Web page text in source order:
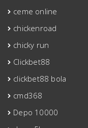
ceme online
chickenroad
chicky run
Clickbet88
clickbet88 bola
cmd368
Depo 10000